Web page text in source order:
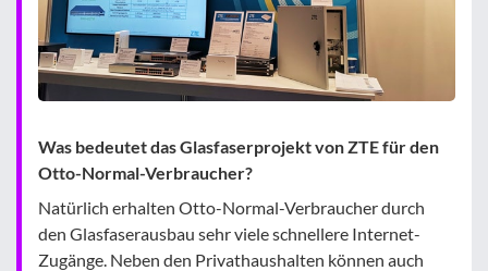
Was bedeutet das Glasfaserprojekt von ZTE für den
Otto-Normal-Verbraucher?
Natürlich erhalten Otto-Normal-Verbraucher durch
den Glasfaserausbau sehr viele schnellere Internet-
Zugänge. Neben den Privathaushalten können auch